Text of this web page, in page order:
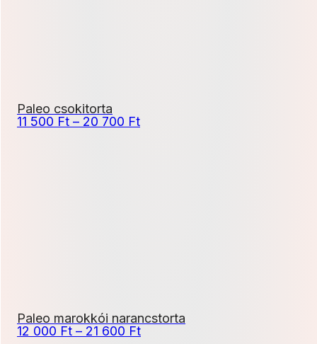
Paleo csokitorta
11 500 Ft – 20 700 FtÁrtartomány:
Paleo marokkói narancstorta
12 000 Ft – 21 600 FtÁrtartomány: